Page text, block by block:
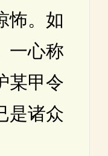
怖。如
一心称
某甲令
是诸众